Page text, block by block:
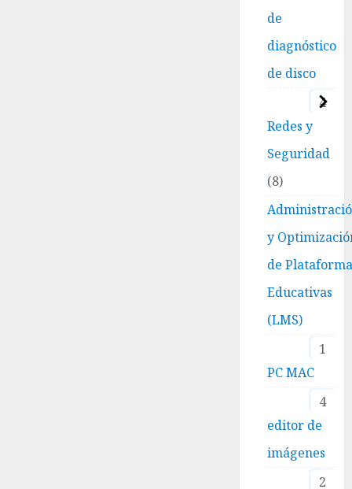
de
diagnóstico
de disco
4
Redes y
Seguridad
8
y
de
Educativas
(LMS)
1
PC MAC
4
editor de
imágenes
2